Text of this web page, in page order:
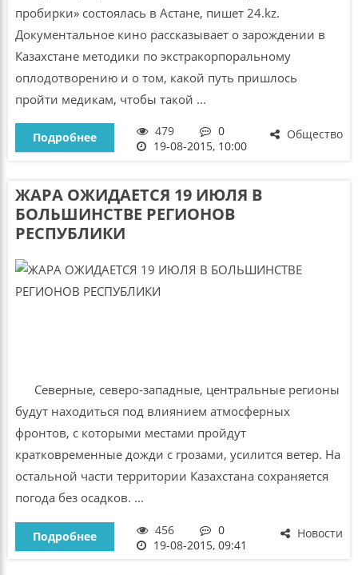
пробирки» состоялась в Астане, пишет 24.kz.
Документальное кино рассказывает о зарождении в
Казахстане методики по экстракорпоральному
оплодотворению и о том, какой путь пришлось
пройти медикам, чтобы такой ...
Общество
Подробнее 479
0
19-08-2015, 10:00
ЖАРА ОЖИДАЕТСЯ 19 ИЮЛЯ В
БОЛЬШИНСТВЕ РЕГИОНОВ
РЕСПУБЛИКИ
Северные, северо-западные, центральные регионы
будут находиться под влиянием атмосферных
фронтов, с которыми местами пройдут
кратковременные дожди с грозами, усилится ветер. На
остальной части территории Казахстана сохраняется
погода без осадков. ...
Новости
Подробнее 456
0
19-08-2015, 09:41